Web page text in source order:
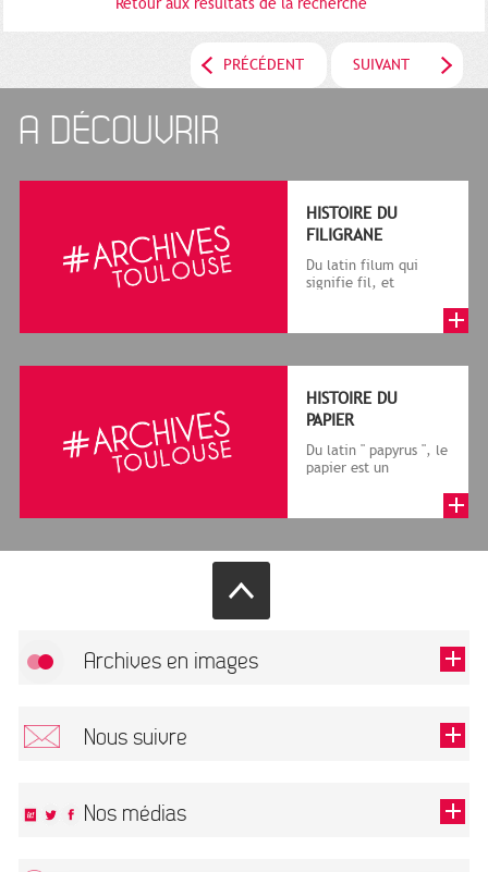
Retour aux résultats de la recherche
PRÉCÉDENT SUIVANT
A DÉCOUVRIR
HISTOIRE DU
FILIGRANE
Du latin filum qui
signifie fil, et
le cadre de la f...
HISTOIRE DU
PAPIER
Du latin " papyrus ", le
papier est un
végétales réduite...
Archives en images
Nous suivre
Nos médias